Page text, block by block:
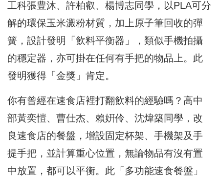
工科張豊沐、許柏叡、 楊博志同學，以PLA可分
解的環保玉米澱粉材質， 加上原子筆回收的彈
簧，設計發明「飲料平衡器」， 類似手機拍攝
的穩定器，亦可掛在任何有手把的物品上。 此
發明獲得「金獎」肯定。
你有曾經在速食店裡打翻飲料的經驗嗎？高中
部黃奕愷、曹仕杰、 賴姸伶、沈煒築同學，改
良速食店的餐盤，增設固定杯架、 手機架及手
提手把，並計算重心位置，無論物品有沒有置
中放置， 都可以平衡。此「多功能速食餐盤」